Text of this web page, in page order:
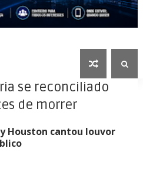
se reconciliado
de morrer
Houston cantou louvor